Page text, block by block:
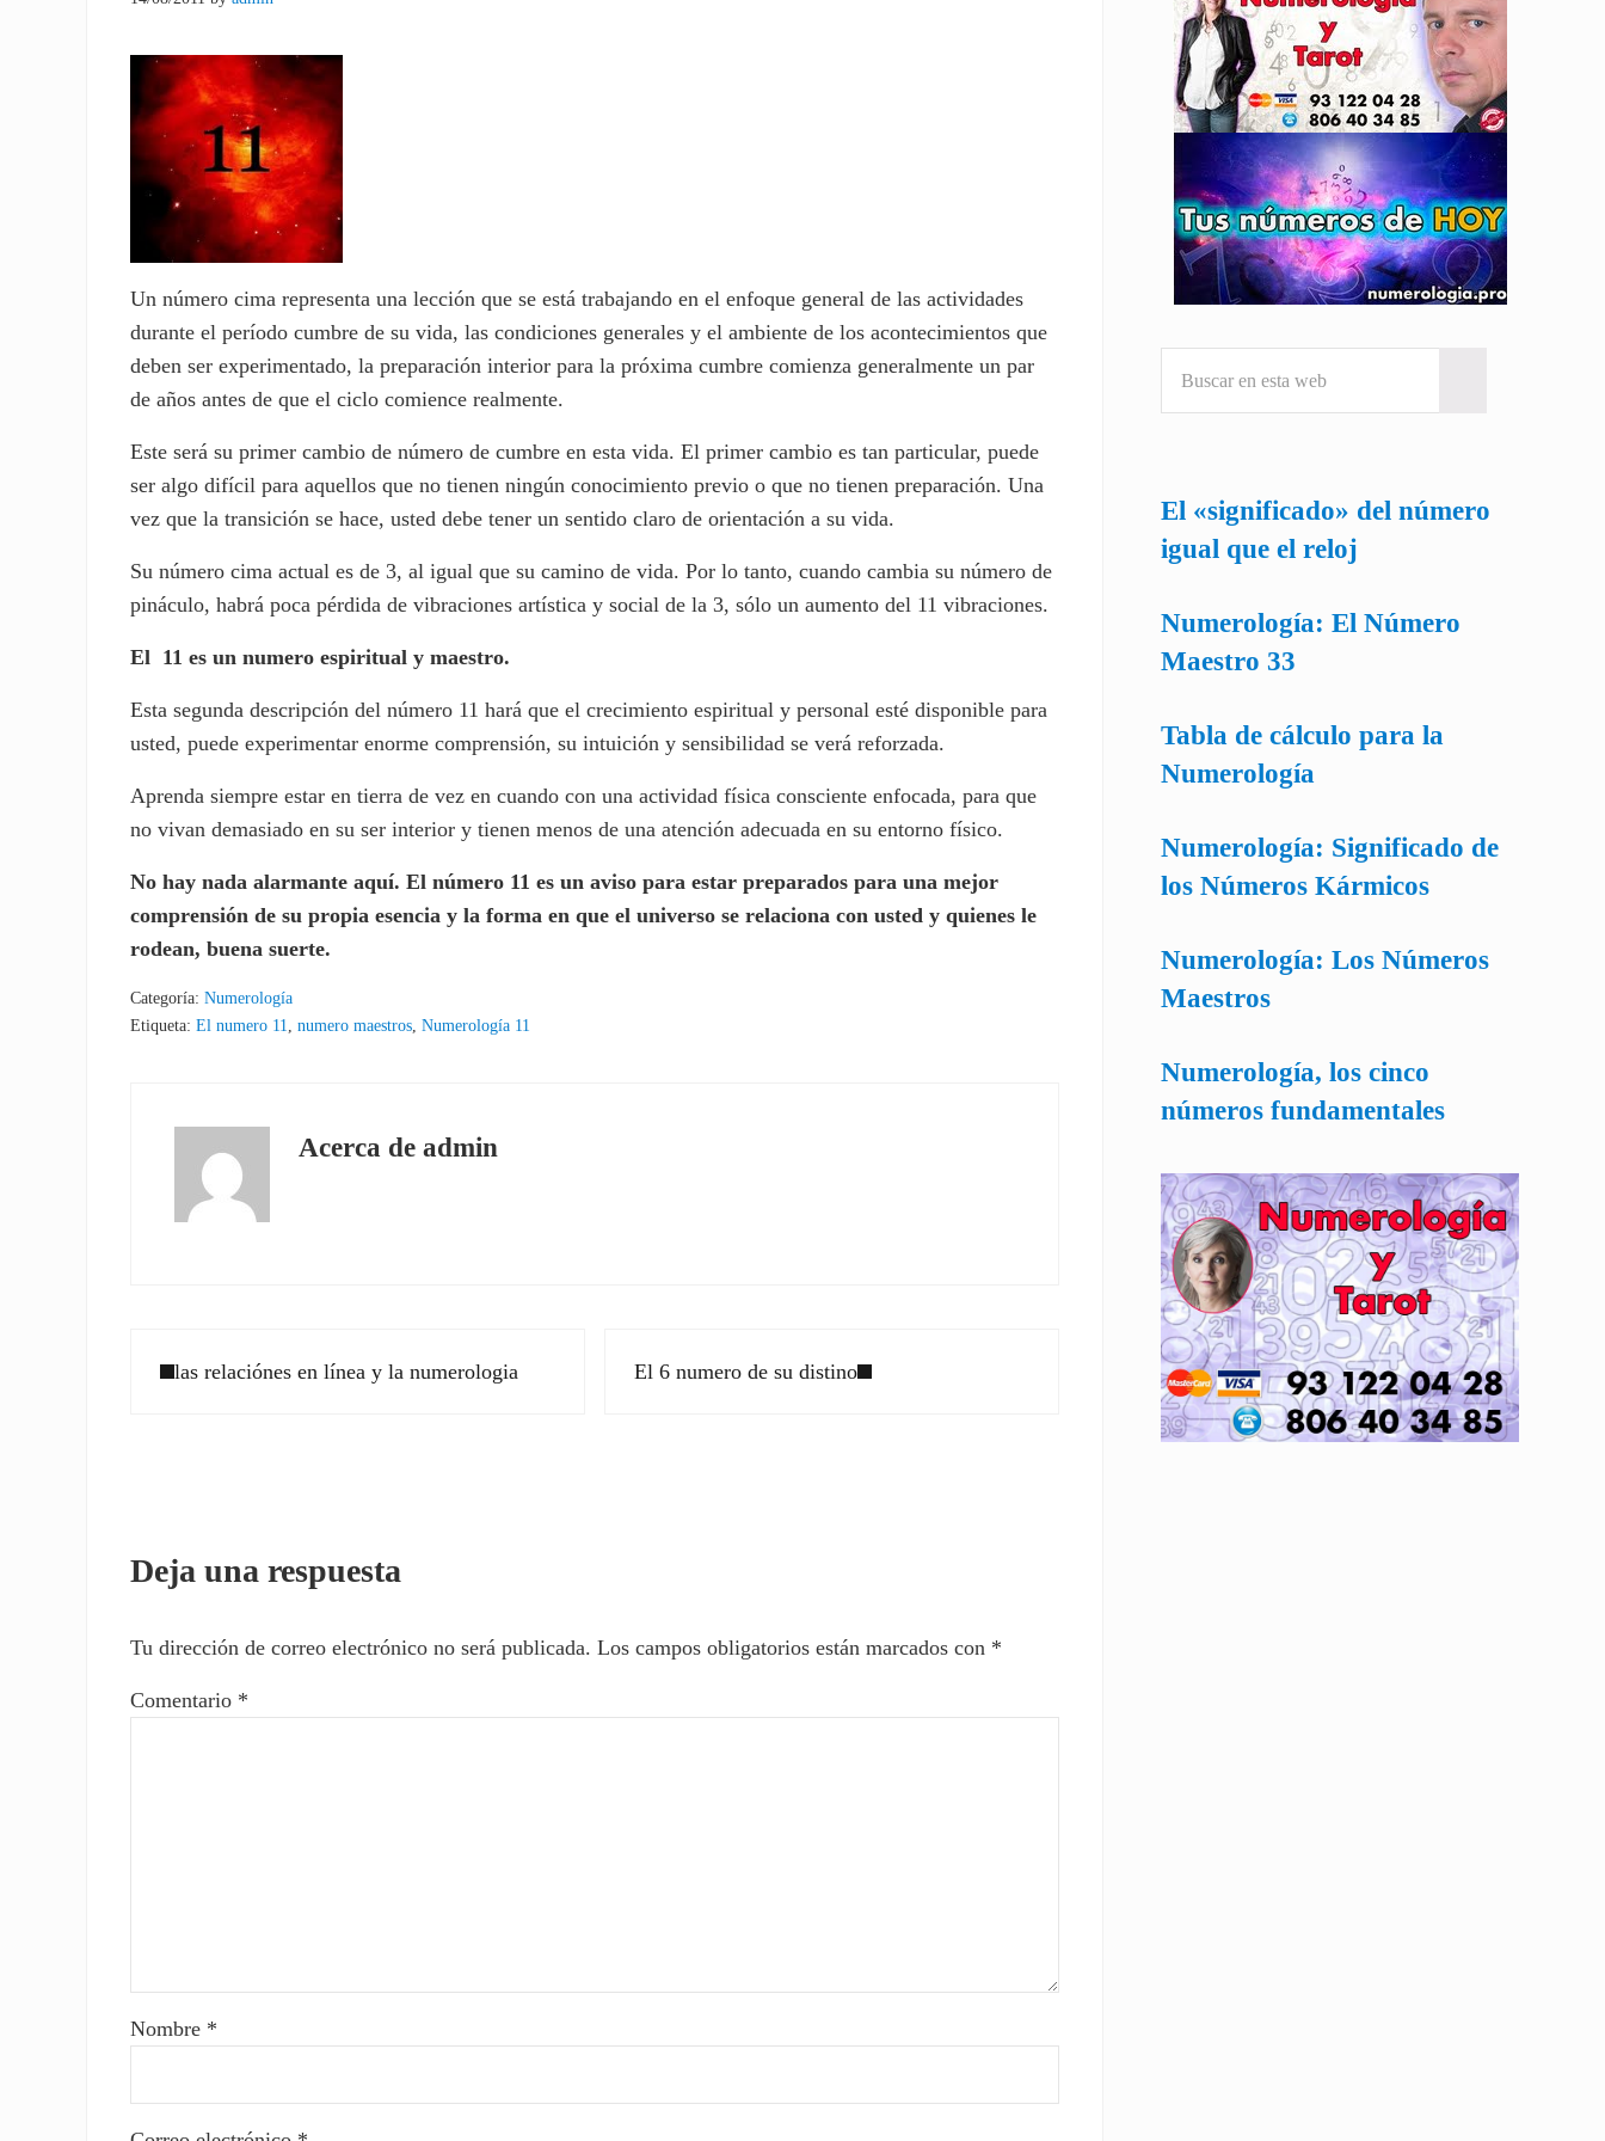
Un número cima representa una lección que se está trabajando en el enfoque general de las actividades
durante el período cumbre de su vida, las condiciones generales y el ambiente de los acontecimientos que
deben ser experimentado, la preparación interior para la próxima cumbre comienza generalmente un par
de años antes de que el ciclo comience realmente.
Este será su primer cambio de número de cumbre en esta vida. El primer cambio es tan particular, puede
ser algo difícil para aquellos que no tienen ningún conocimiento previo o que no tienen preparación. Una
vez que la transición se hace, usted debe tener un sentido claro de orientación a su vida.
Su número cima actual es de 3, al igual que su camino de vida. Por lo tanto, cuando cambia su número de
pináculo, habrá poca pérdida de vibraciones artística y social de la 3, sólo un aumento del 11 vibraciones.
El 11 es un numero espiritual y maestro.
Esta segunda descripción del número 11 hará que el crecimiento espiritual y personal esté disponible para
usted, puede experimentar enorme comprensión, su intuición y sensibilidad se verá reforzada.
Aprenda siempre estar en tierra de vez en cuando con una actividad física consciente enfocada, para que
no vivan demasiado en su ser interior y tienen menos de una atención adecuada en su entorno físico.
No hay nada alarmante aquí. El número 11 es un aviso para estar preparados para una mejor
comprensión de su propia esencia y la forma en que el universo se relaciona con usted y quienes le
rodean, buena suerte.
Categoría:Numerología
Etiqueta:El numero 11 ,numero maestros ,Numerología 11
Acerca deadmin
las relaciónes en línea y la numerologia
El 6 numero de su distino
Deja una respuesta
Tu dirección de correo electrónico no será publicada. Los campos obligatorios están marcados con *
Comentario *
Nombre *
El «significado» del número
igual que el reloj
Numerología: El Número
Maestro 33
Tabla de cálculo para la
Numerología
Numerología: Significado de
los Números Kármicos
Numerología: Los Números
Maestros
Numerología, los cinco
números fundamentales